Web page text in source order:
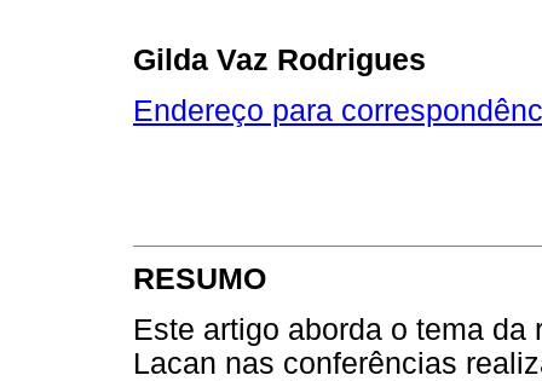
Gilda Vaz Rodrigues
Endereço para
RESUMO
Este artigo aborda o tema
Lacan nas conferências